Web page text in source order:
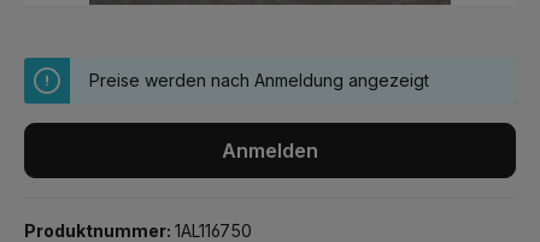
Preise werden nach Anmeldung angezeigt
Anmelden
Produktnummer: 1AL116750